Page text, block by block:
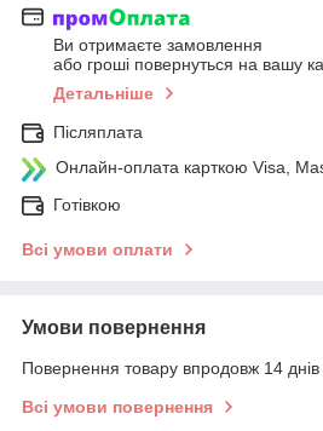
Ви отримаєте замовлення
або гроші повернуться на вашу
Детальніше
Післяплата
Онлайн-оплата карткою Visa,
Готівкою
Всі умови оплати
Умови повернення
Повернення товару впродовж 14
Всі умови повернення